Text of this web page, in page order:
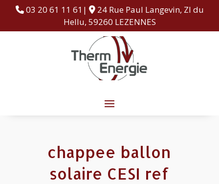
03 20 61 11 61|
24 Rue Paul Langevin, ZI du
Hellu, 59260 LEZENNES
chappee ballon
solaire CESI ref